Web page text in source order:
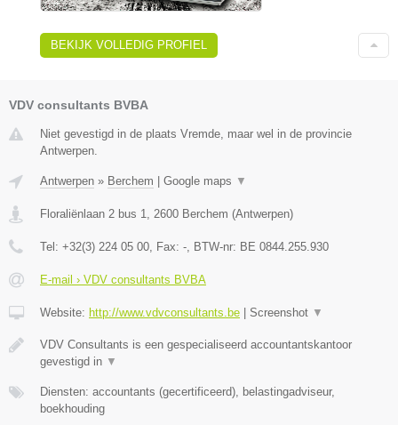
BEKIJK VOLLEDIG PROFIEL
VDV consultants BVBA
Niet gevestigd in de plaats Vremde, maar wel in de provincie
Antwerpen.
Antwerpen » Berchem | Google maps ▼
Floraliënlaan 2 bus 1 2600 Berchem (Antwerpen)
Tel: +32(3) 224 05 00 , Fax: - , BTW-nr: BE 0844.255.930
E-mail › VDV consultants BVBA
Website: http://www.vdvconsultants.be | Screenshot ▼
VDV Consultants is een gespecialiseerd accountantskantoor
gevestigd in ▼
Diensten: accountants (gecertificeerd), belastingadviseur,
boekhouding